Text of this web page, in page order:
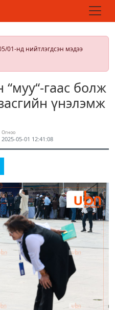
01-нд нийтлэгдсэн мэдээ
гаас болж
үнэлэмж
Огноо
2025-05-01 12:41:08